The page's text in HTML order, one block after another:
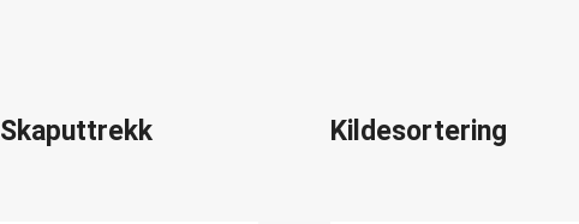
Skaputtrekk Kildesortering